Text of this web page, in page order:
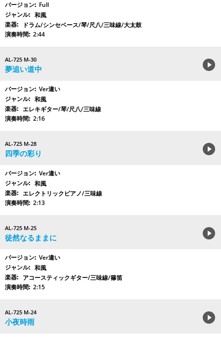
Full
和風
ドラム/シンセベース/琴/尺八/三味線/大太鼓
2:44
AL-725 M-30
夢追い道中
Ver違い
和風
エレキギター/琴/尺八/三味線
2:16
AL-725 M-28
四季の彩り
Ver違い
和風
エレクトリックピアノ/三味線
2:13
AL-725 M-25
徒然なるままに
Ver違い
和風
アコースティックギター/三味線/篠笛
2:15
AL-725 M-24
小夜時雨